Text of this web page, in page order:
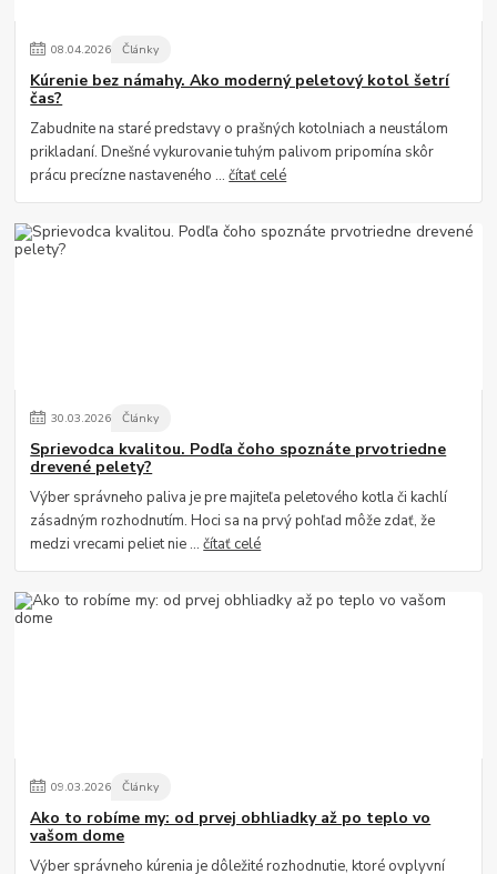
08.04.2026 Články
Kúrenie bez námahy. Ako moderný peletový kotol šetrí
čas?
Zabudnite na staré predstavy o prašných kotolniach a neustálom
prikladaní. Dnešné vykurovanie tuhým palivom pripomína skôr
prácu precízne nastaveného ...čítať celé
30.03.2026 Články
Sprievodca kvalitou. Podľa čoho spoznáte prvotriedne
drevené pelety?
Výber správneho paliva je pre majiteľa peletového kotla či kachlí
zásadným rozhodnutím. Hoci sa na prvý pohľad môže zdať, že
medzi vrecami peliet nie ...čítať celé
09.03.2026 Články
Ako to robíme my: od prvej obhliadky až po teplo vo
vašom dome
Výber správneho kúrenia je dôležité rozhodnutie, ktoré ovplyvní